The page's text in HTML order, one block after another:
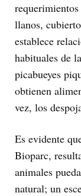
llanos,
establece
habituales de
picabueyes
obtienen
vez, los
Es evidente
Bioparc,
animales
natural; un